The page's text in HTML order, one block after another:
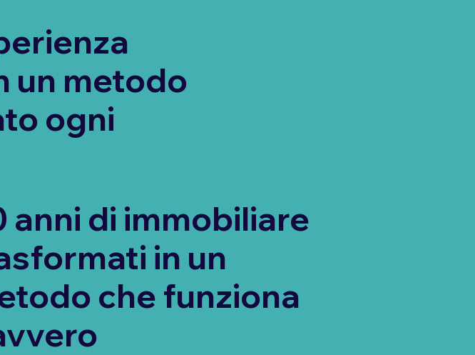
un metodo
ogni
anni di immobiliare
in un
che funziona